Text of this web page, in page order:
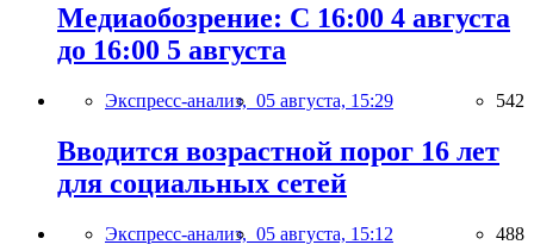
Медиаобозрение: С 16:00 4 августа
до 16:00 5 августа
Экспресс-анализ, 05 августа, 15:29 542
Вводится возрастной порог 16 лет
для социальных сетей
Экспресс-анализ, 05 августа, 15:12 488